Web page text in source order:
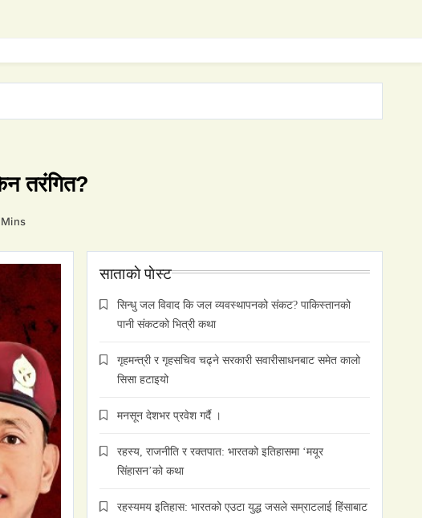
तरंगित?
Mins
साताकाे पाेस्ट
सिन्धु जल विवाद कि जल व्यवस्थापनको संकट? पाकिस्तानको
पानी संकटको भित्री कथा
गृहमन्त्री र गृहसचिव चढ्ने सरकारी सवारीसाधनबाट समेत कालो
सिसा हटाइयो
मनसून देशभर प्रवेश गर्दै ।
रहस्य, राजनीति र रक्तपात: भारतको इतिहासमा ‘मयूर
सिंहासन’को कथा
रहस्यमय इतिहास: भारतको एउटा युद्ध जसले सम्राटलाई हिंसाबाट